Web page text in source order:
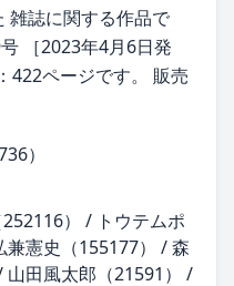
雑誌に関する作品で
［2023年4月6日発
422ページです。 販売
）
） / トウテムポ
憲史（155177） / 森
田風太郎（21591） /